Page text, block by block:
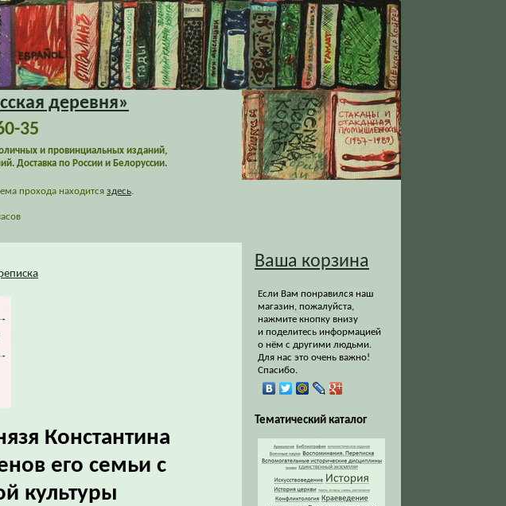
деревня»
35
и провинциальных изданий,
Доставка по России и Белоруссии.
прохода находится здесь.
Константина
его семьи с
культуры
Ваша корзина
Если Вам понравился наш
магазин, пожалуйста,
нажмите кнопку внизу
и поделитесь информацией
о нём с другими людьми.
Для нас это очень важно!
Спасибо.
Тематический каталог